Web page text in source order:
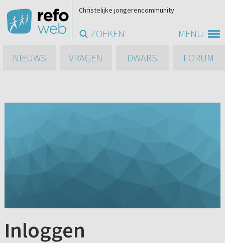
MENU
Christelijke jongerencommunity
ZOEKEN
NIEUWS
VRAGEN DWARS FORUM
Inloggen